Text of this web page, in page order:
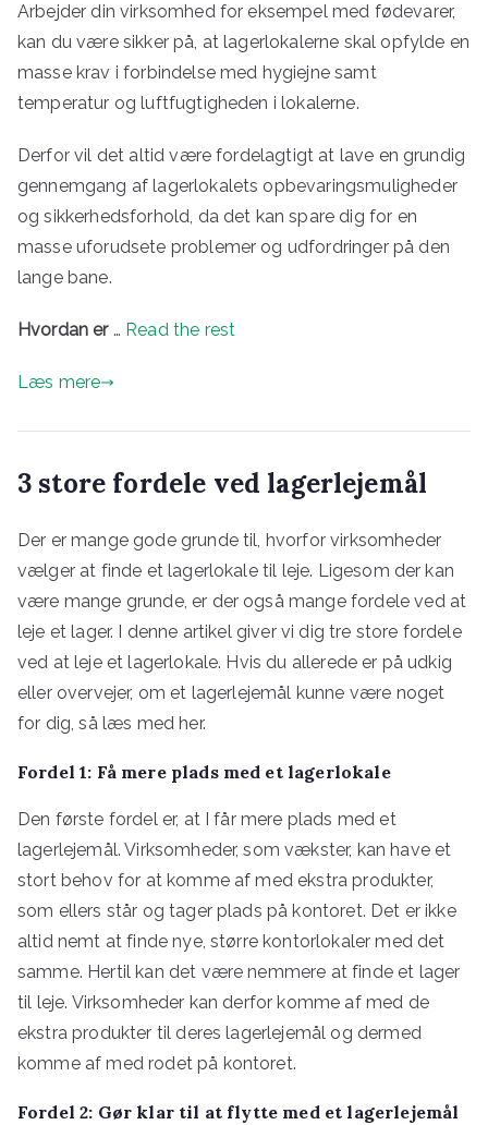
Arbejder din virksomhed for eksempel med fødevarer,
kan du være sikker på, at lagerlokalerne skal opfylde en
masse krav i forbindelse med hygiejne samt
temperatur og luftfugtigheden i lokalerne.
Derfor vil det altid være fordelagtigt at lave en grundig
gennemgang af lagerlokalets opbevaringsmuligheder
og sikkerhedsforhold, da det kan spare dig for en
masse uforudsete problemer og udfordringer på den
lange bane.
Hvordan er … Read the rest
Læs mere
3 store fordele ved lagerlejemål
Der er mange gode grunde til, hvorfor virksomheder
vælger at finde et lagerlokale til leje. Ligesom der kan
være mange grunde, er der også mange fordele ved at
leje et lager. I denne artikel giver vi dig tre store fordele
ved at leje et lagerlokale. Hvis du allerede er på udkig
eller overvejer, om et lagerlejemål kunne være noget
for dig, så læs med her.
Fordel 1: Få mere plads med et lagerlokale
Den første fordel er, at I får mere plads med et
lagerlejemål. Virksomheder, som vækster, kan have et
stort behov for at komme af med ekstra produkter,
som ellers står og tager plads på kontoret. Det er ikke
altid nemt at finde nye, større kontorlokaler med det
samme. Hertil kan det være nemmere at finde et lager
til leje. Virksomheder kan derfor komme af med de
ekstra produkter til deres lagerlejemål og dermed
komme af med rodet på kontoret.
Fordel 2: Gør klar til at flytte med et lagerlejemål